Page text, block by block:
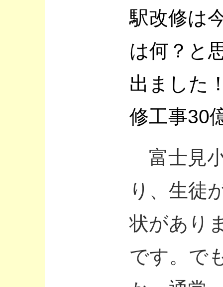
駅改修は
は何？と
出ました
修工事30
富士見
り、生徒
状があり
です。で